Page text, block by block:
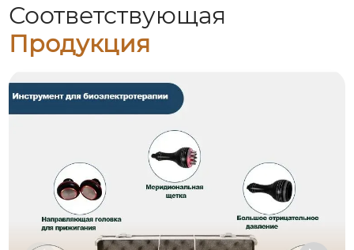
Соответствующая
Продукция